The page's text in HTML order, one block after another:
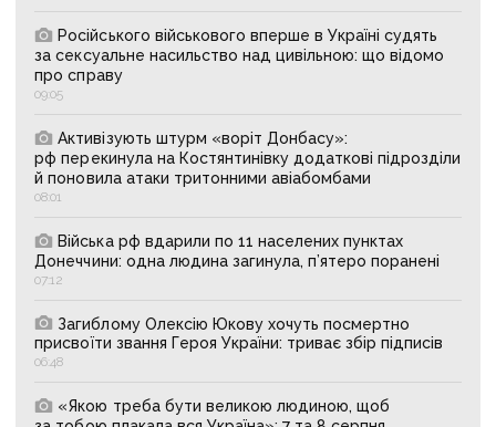
Російського військового вперше в Україні судять
за сексуальне насильство над цивільною: що відомо
про справу
09:05
Активізують штурм «воріт Донбасу»:
рф перекинула на Костянтинівку додаткові підрозділи
й поновила атаки тритонними авіабомбами
08:01
Війська рф вдарили по 11 населених пунктах
Донеччини: одна людина загинула, п’ятеро поранені
07:12
Загиблому Олексію Юкову хочуть посмертно
присвоїти звання Героя України: триває збір підписів
06:48
«Якою треба бути великою людиною, щоб